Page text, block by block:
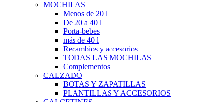
MOCHILAS
Menos de 20 l
De 20 a 40 l
Porta-bebes
más de 40 l
Recambios y accesorios
TODAS LAS MOCHILAS
Complementos
CALZADO
BOTAS Y ZAPATILLAS
PLANTILLAS Y ACCESORIOS